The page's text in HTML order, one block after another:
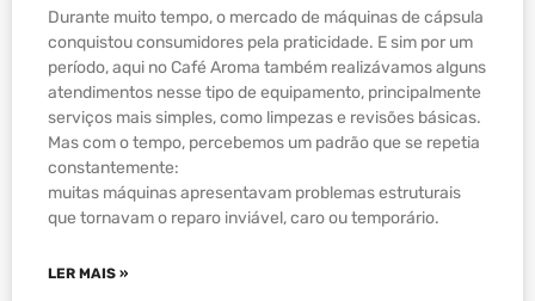
Durante muito tempo, o mercado de máquinas de cápsula
conquistou consumidores pela praticidade. E sim por um
período, aqui no Café Aroma também realizávamos alguns
atendimentos nesse tipo de equipamento, principalmente
serviços mais simples, como limpezas e revisões básicas.
Mas com o tempo, percebemos um padrão que se repetia
constantemente:
muitas máquinas apresentavam problemas estruturais
que tornavam o reparo inviável, caro ou temporário.
LER MAIS »